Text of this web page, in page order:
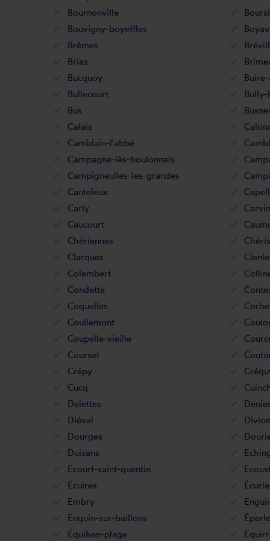
Bournonville
Bouvigny-boyeffles
Brêmes
Brias
Bucquoy
Bullecourt
Bully-
Bus
Calais
Camblain-l'abbé
Campagne-lès-boulonnais
Campigneulles-les-grandes
Canteleux
Carly
Carvin
Caucourt
Chériennes
Clarques
Colembert
Condette
Coquelles
Coullemont
Coupelle-vieille
Courset
Crépy
Cucq
Delettes
Denier
Diéval
Divion
Dourges
Duisans
Ecourt-saint-quentin
Écuires
Écurie
Embry
Enquin-sur-baillons
Équihen-plage